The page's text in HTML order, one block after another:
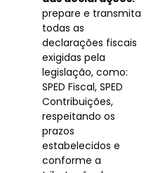
prepare e transmita
todas as
declarações fiscais
exigidas pela
legislação, como:
SPED Fiscal, SPED
Contribuições,
respeitando os
prazos
estabelecidos e
conforme a